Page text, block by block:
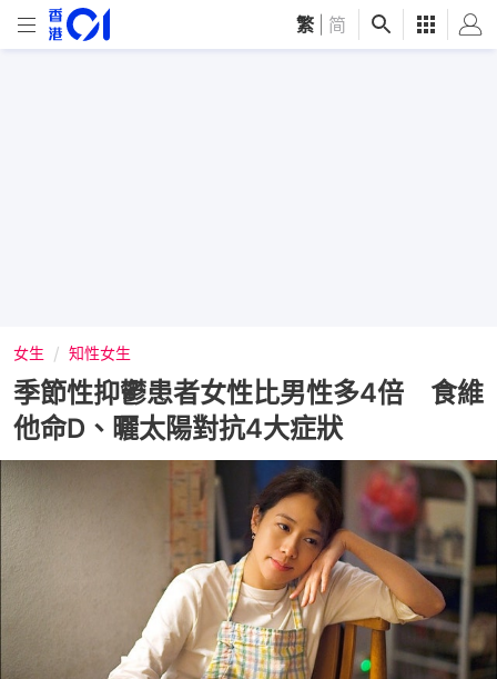
繁 简
女生 知性女生
季節性抑鬱患者女性比男性多4倍 食維
他命D、曬太陽對抗4大症狀